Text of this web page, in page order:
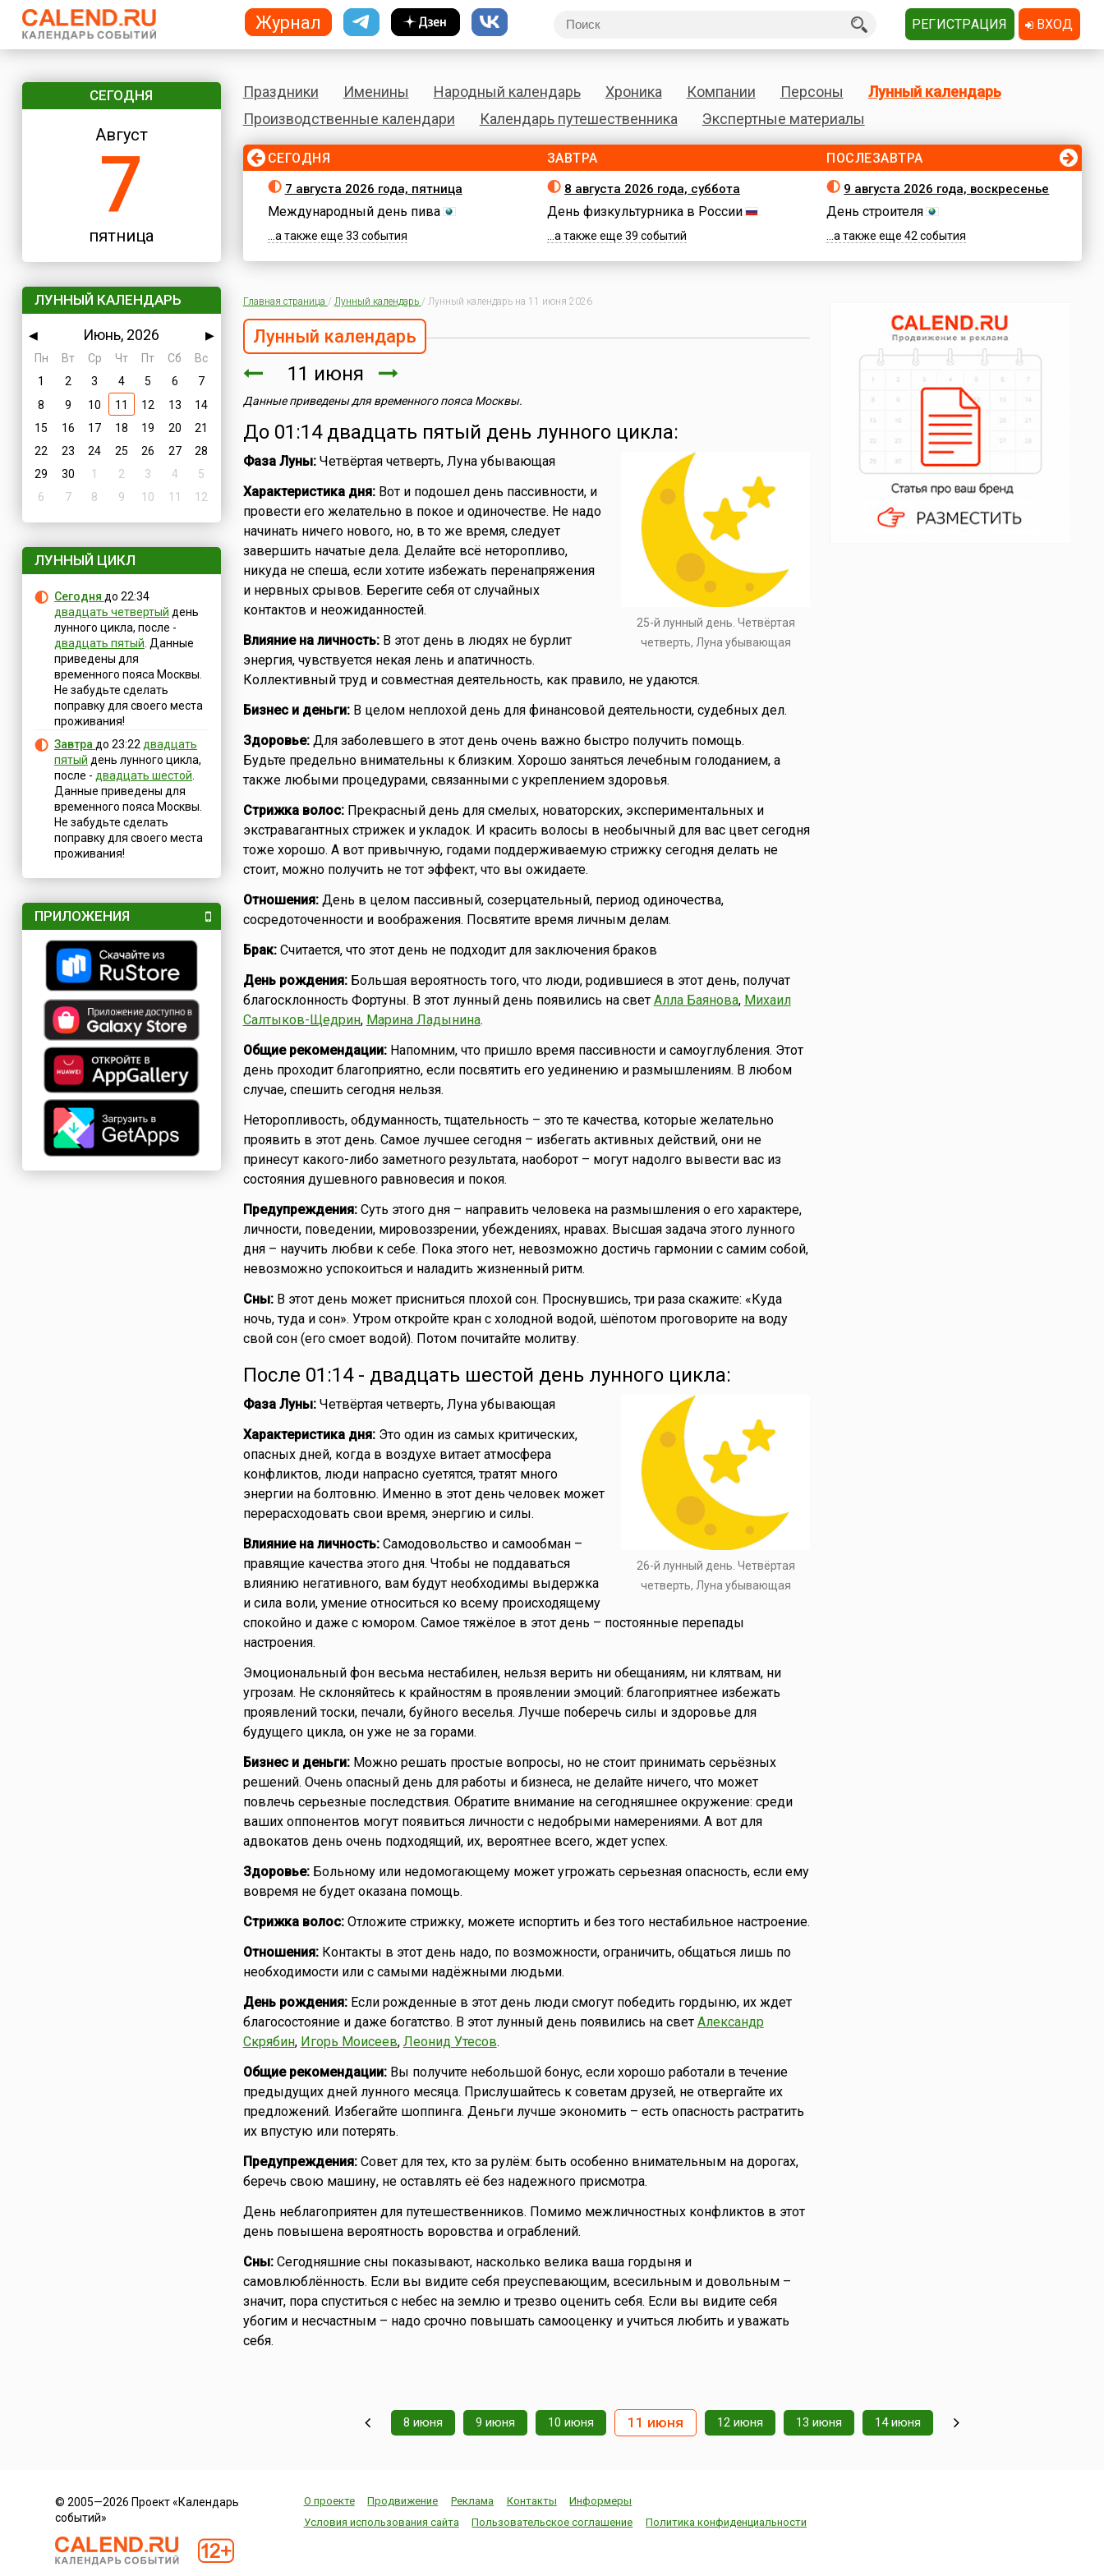
СЕГОДНЯ
Август
7
пятница
ЛУННЫЙ КАЛЕНДАРЬ
◀ Июнь, 2026
▶
Пн
Вт Ср Чт Пт Сб
Вс
1
2 3 4 5 6
7
8
9 10 11 12 13
14
15
16 17 18 19 20
21
22
23 24 25 26 27
28
29
30 1 2 3 4
5
6
7 8 9 10 11 12
ЛУННЫЙ ЦИКЛ
Сегодня до 22:34
двадцать четвертый день
лунного цикла, после -
двадцать пятый . Данные
приведены для
временного пояса Москвы.
Не забудьте сделать
поправку для своего места
проживания!
Завтра до 23:22 двадцать
пятый день лунного цикла,
после - двадцать шестой
Данные приведены для
временного пояса Москвы.
Не забудьте сделать
поправку для своего места
проживания!
ПРИЛОЖЕНИЯ
Праздники Именины Народный календарь Хроника Компании Персоны
Лунный календарь
Производственные календари
Календарь путешественника Экспертные материалы
СЕГОДНЯ
7 августа 2026 года, пятница
Международный день пива
...а также еще 33 события
ЗАВТРА
8 августа 2026 года, суббота
День физкультурника в России
...а также еще 39 событий
ПОСЛЕЗАВТРА
9 августа 2026 года, воскресенье
День строителя
...а также еще 42 события
Главная страница / Лунный календарь / Лунный календарь на 11 июня 2026
Лунный календарь
11 июня
Данные приведены для временного пояса Москвы.
До 01:14 двадцать пятый день лунного цикла:
25-й лунный день. Четвёртая
четверть, Луна убывающая
Фаза Луны:Четвёртая четверть, Луна убывающая
Характеристика дня:Вот и подошел день пассивности, и
провести его желательно в покое и одиночестве. Не надо
начинать ничего нового, но, в то же время, следует
завершить начатые дела. Делайте всё неторопливо,
никуда не спеша, если хотите избежать перенапряжения
и нервных срывов. Берегите себя от случайных
контактов и неожиданностей.
Влияние на личность:В этот день в людях не бурлит
энергия, чувствуется некая лень и апатичность.
Коллективный труд и совместная деятельность, как правило, не удаются.
Бизнес и деньги:В целом неплохой день для финансовой деятельности, судебных дел.
Здоровье:Для заболевшего в этот день очень важно быстро получить помощь.
Будьте предельно внимательны к близким. Хорошо заняться лечебным голоданием, а
также любыми процедурами, связанными с укреплением здоровья.
Стрижка волос:Прекрасный день для смелых, новаторских, экспериментальных и
экстравагантных стрижек и укладок. И красить волосы в необычный для вас цвет сегодня
тоже хорошо. А вот привычную, годами поддерживаемую стрижку сегодня делать не
стоит, можно получить не тот эффект, что вы ожидаете.
Отношения:День в целом пассивный, созерцательный, период одиночества,
сосредоточенности и воображения. Посвятите время личным делам.
Брак:Считается, что этот день не подходит для заключения браков
День рождения:Большая вероятность того, что люди, родившиеся в этот день, получат
благосклонность Фортуны. В этот лунный день появились на свет Алла Баянова, Михаил
Салтыков-Щедрин, Марина Ладынина.
Общие рекомендации:Напомним, что пришло время пассивности и самоуглубления. Этот
день проходит благоприятно, если посвятить его уединению и размышлениям. В любом
случае, спешить сегодня нельзя.
Неторопливость, обдуманность, тщательность – это те качества, которые желательно
проявить в этот день. Самое лучшее сегодня – избегать активных действий, они не
принесут какого-либо заметного результата, наоборот – могут надолго вывести вас из
состояния душевного равновесия и покоя.
Предупреждения:Суть этого дня – направить человека на размышления о его характере,
личности, поведении, мировоззрении, убеждениях, нравах. Высшая задача этого лунного
дня – научить любви к себе. Пока этого нет, невозможно достичь гармонии с самим собой,
невозможно успокоиться и наладить жизненный ритм.
Сны:В этот день может присниться плохой сон. Проснувшись, три раза скажите: «Куда
ночь, туда и сон». Утром откройте кран с холодной водой, шёпотом проговорите на воду
свой сон (его смоет водой). Потом почитайте молитву.
После 01:14 - двадцать шестой день лунного цикла:
26-й лунный день. Четвёртая
четверть, Луна убывающая
Фаза Луны:Четвёртая четверть, Луна убывающая
Характеристика дня:Это один из самых критических,
опасных дней, когда в воздухе витает атмосфера
конфликтов, люди напрасно суетятся, тратят много
энергии на болтовню. Именно в этот день человек может
перерасходовать свои время, энергию и силы.
Влияние на личность:Самодовольство и самообман –
правящие качества этого дня. Чтобы не поддаваться
влиянию негативного, вам будут необходимы выдержка
и сила воли, умение относиться ко всему происходящему
спокойно и даже с юмором. Самое тяжёлое в этот день – постоянные перепады
настроения.
Эмоциональный фон весьма нестабилен, нельзя верить ни обещаниям, ни клятвам, ни
угрозам. Не склоняйтесь к крайностям в проявлении эмоций: благоприятнее избежать
проявлений тоски, печали, буйного веселья. Лучше поберечь силы и здоровье для
будущего цикла, он уже не за горами.
Бизнес и деньги:Можно решать простые вопросы, но не стоит принимать серьёзных
решений. Очень опасный день для работы и бизнеса, не делайте ничего, что может
повлечь серьезные последствия. Обратите внимание на сегодняшнее окружение: среди
ваших оппонентов могут появиться личности с недобрыми намерениями. А вот для
адвокатов день очень подходящий, их, вероятнее всего, ждет успех.
Здоровье:Больному или недомогающему может угрожать серьезная опасность, если ему
вовремя не будет оказана помощь.
Стрижка волос:Отложите стрижку, можете испортить и без того нестабильное настроение.
Отношения:Контакты в этот день надо, по возможности, ограничить, общаться лишь по
необходимости или с самыми надёжными людьми.
День рождения:Если рожденные в этот день люди смогут победить гордыню, их ждет
благосостояние и даже богатство. В этот лунный день появились на свет Александр
Скрябин, Игорь Моисеев, Леонид Утесов.
Общие рекомендации:Вы получите небольшой бонус, если хорошо работали в течение
предыдущих дней лунного месяца. Прислушайтесь к советам друзей, не отвергайте их
предложений. Избегайте шоппинга. Деньги лучше экономить – есть опасность растратить
их впустую или потерять.
Предупреждения:Совет для тех, кто за рулём: быть особенно внимательным на дорогах,
беречь свою машину, не оставлять её без надежного присмотра.
День неблагоприятен для путешественников. Помимо межличностных конфликтов в этот
день повышена вероятность воровства и ограблений.
Сны:Сегодняшние сны показывают, насколько велика ваша гордыня и
самовлюблённость. Если вы видите себя преуспевающим, всесильным и довольным –
значит, пора спуститься с небес на землю и трезво оценить себя. Если вы видите себя
убогим и несчастным – надо срочно повышать самооценку и учиться любить и уважать
себя.
8 июня 9 июня 10 июня 11 июня 12 июня 13 июня 14 июня
© 2005—2026 Проект «Календарь
событий»
О проекте Продвижение Реклама Контакты
Информеры
Условия использования сайта
Пользовательское соглашение Политика конфиденциальности
Журнал РЕГИСТРАЦИЯ ВХОД